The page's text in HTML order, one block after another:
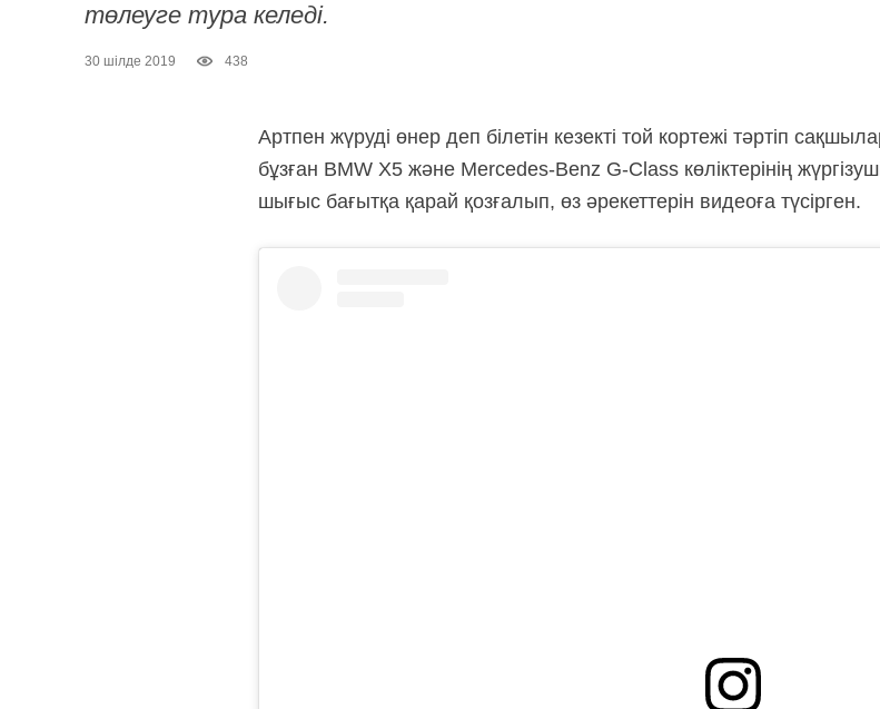
төлеуге тура келеді.
30 шілде 2019 438
Артпен жүруді өнер деп білетін кезекті той кортежі тәртіп
бұзған BMW X5 және Mercedes-Benz G-Class көліктерінің
шығыс бағытқа қарай қозғалып, өз әрекеттерін видеоға түсірген.